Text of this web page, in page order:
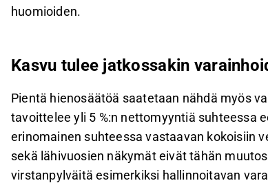
huomioiden.
Kasvu tulee jatkossakin
Pientä hienosäätöä saatetaan nähdä myös
tavoittelee yli 5 %:n nettomyyntiä suhteessa
erinomainen suhteessa vastaavan kokoisiin
sekä lähivuosien näkymät eivät tähän
virstanpylväitä esimerkiksi hallinnoitavan